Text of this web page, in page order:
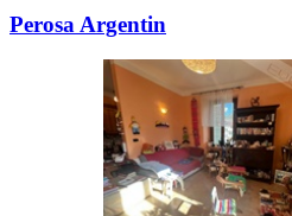
Perosa Argentin